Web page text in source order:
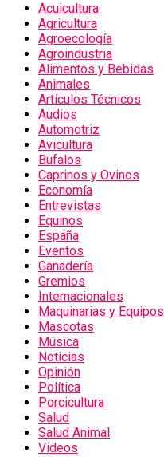
Acuicultura
Agricultura
Agroecología
Agroindustria
Alimentos y Bebidas
Animales
Artículos Técnicos
Audios
Automotriz
Avicultura
Bufalos
Caprinos y Ovinos
Economía
Entrevistas
Equinos
España
Eventos
Ganadería
Gremios
Internacionales
Maquinarias y Equipos
Mascotas
Música
Noticias
Opinión
Política
Porcicultura
Salud
Salud Animal
Videos